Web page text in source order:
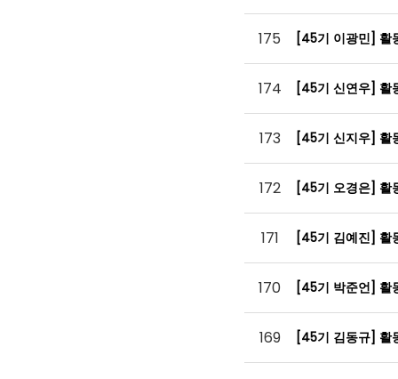
175 [45기 이광민] 활
174 [45기 신연우] 활
173 [45기 신지우] 활
172 [45기 오경은] 활
171 [45기 김예진] 활
170 [45기 박준언] 활
169 [45기 김동규] 활